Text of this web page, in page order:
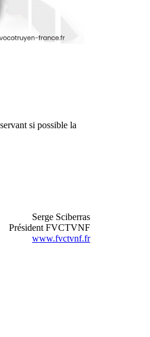
si possible la
Serge Sciberras
Président FVCTVNF
www.fvctvnf.fr